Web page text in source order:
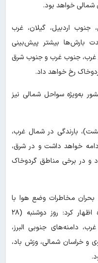
شمالی خواهد بود.
جنوب اردبیل، گیلان، غرب
شدت بارش‌ها بیشتر پیش‌بینی
غرب، جنوب غرب و جنوب شرق
رخ خواهد داد.
به‌ویژه سواحل شمالی نیز
روز یکشنبه (۲۷ اردیبهشت)، بارندگی در شمال غرب،
خواهد داشت و در شرق،
و در برخی مناطق گردوخاک
مخاطرات وضع هوا با
اشاره به وضعیت جوی روزهای آینده اظهار کرد: روز دوشنبه (۲۸
دامنه‌های جنوبی البرز،
و خراسان شمالی، وزش باد،